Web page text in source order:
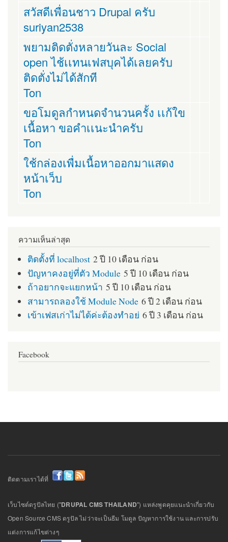
สวัสดีเพื่อนชาว Drupal ครับ
suriyan2538
พยามติดตั่งหลายวันละ Social
open ไช้เเทนเฟสบุคได้เลยครับ
ติดตั่งไม่ได้สักที
Ton
ขอโมดูลกำหนดจำนวนครั้ง เเก้ใข
เนื้อหา ขอคำเเนะนำครับ
Ton
ใช้กล่องเพื่มเนื้อหาออกมาแสดง
หน้าเว็บ
Ton
ความเห็นล่าสุด
ติดตั้งที่ localhost 2 ปี 10 เดือน ก่อน
ปัญหาคงอยู่ที่ตัว Module 5 ปี 10 เดือน ก่อน
ถ้าอยากจะแยกหน้า 5 ปี 10 เดือน ก่อน
สามารถลองใช้ Module Node 6 ปี 2 เดือน ก่อน
เข้าเฟสเก่าไม่ได้ค่ะต้องทำอย่ 6 ปี 3 เดือน ก่อน
Facebook
ติดตามเราได้ที่
เว็บไซต์ดรูปัลไทย ("DRUPAL CMS THAILAND") แหล่งพูดคุยแนะนำเกี่ยวกับ
Open Source CMS ดรูปัล ไม่ว่าจะเป็นธีม โมดูล ปัญหาการใช้งาน และการปรับ
แต่งการแก้ไขต่างๆ